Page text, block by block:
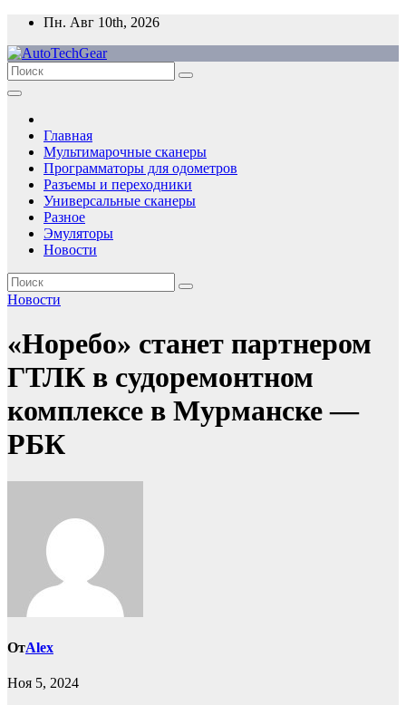
Перейти
содержимому
Пн. Авг 10th, 2026
Главная
Мультимарочные сканеры
Программаторы для одометров
Разъемы и переходники
Универсальные сканеры
Разное
Эмуляторы
Новости
Новости
«Норебо» станет партнером
ГТЛК в судоремонтном
комплексе в Мурманске —
РБК
ОтAlex
Ноя 5, 2024